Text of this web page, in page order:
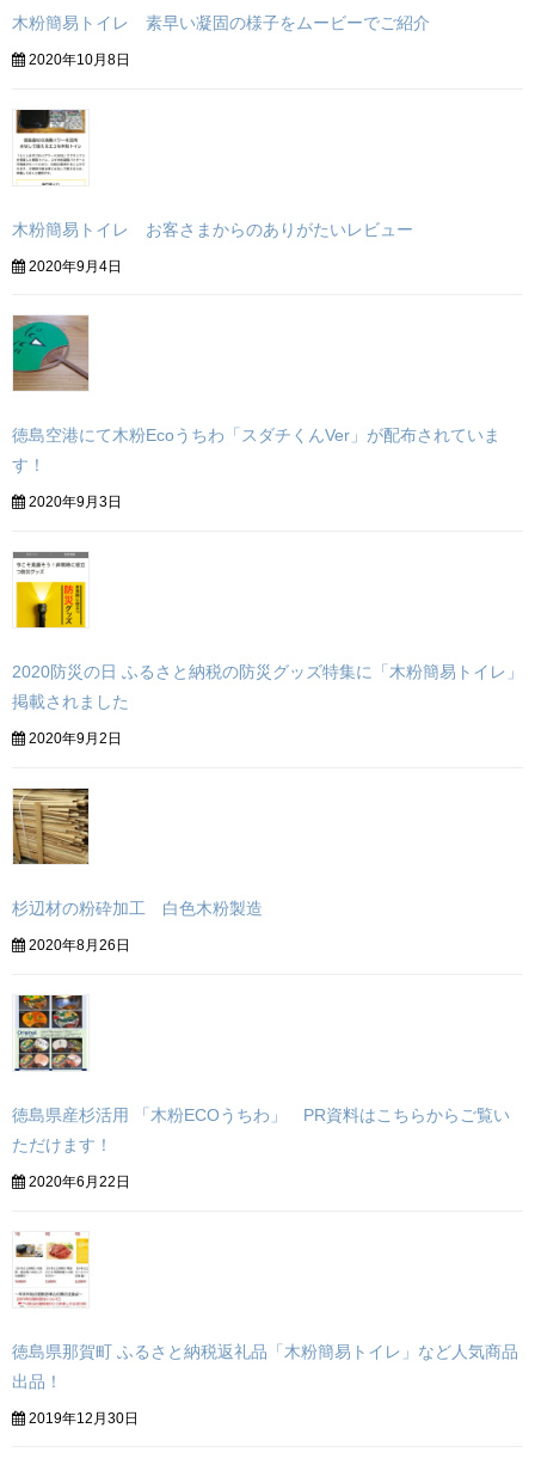
木粉簡易トイレ 素早い凝固の様子をムービーでご紹介
2020年10月8日
木粉簡易トイレ お客さまからのありがたいレビュー
2020年9月4日
徳島空港にて木粉Ecoうちわ「スダチくんVer」が配布されていま
す！
2020年9月3日
2020防災の日 ふるさと納税の防災グッズ特集に「木粉簡易トイレ」
掲載されました
2020年9月2日
杉辺材の粉砕加工 白色木粉製造
2020年8月26日
徳島県産杉活用 「木粉ECOうちわ」 PR資料はこちらからご覧い
ただけます！
2020年6月22日
徳島県那賀町 ふるさと納税返礼品「木粉簡易トイレ」など人気商品
出品！
2019年12月30日